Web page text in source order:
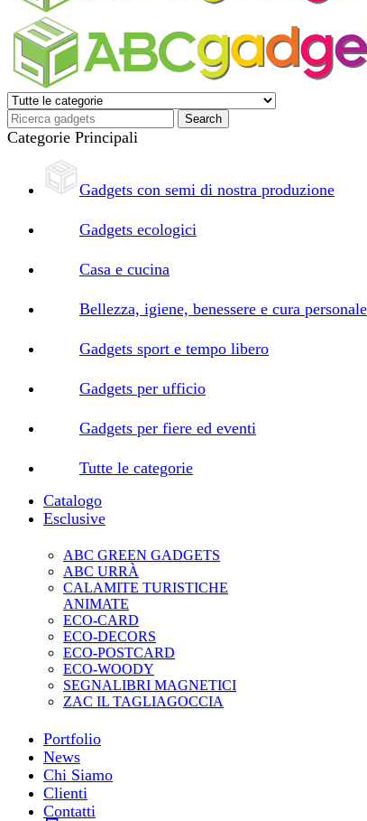
Categorie Principali
Gadgets con semi di nostra produzione
Gadgets ecologici
Casa e cucina
Bellezza, igiene, benessere e cura personale
Gadgets sport e tempo libero
Gadgets per ufficio
Gadgets per fiere ed eventi
Tutte le categorie
Catalogo
Esclusive
ABC GREEN GADGETS
ABC URRÀ
CALAMITE TURISTICHE
ANIMATE
ECO-CARD
ECO-DECORS
ECO-POSTCARD
ECO-WOODY
SEGNALIBRI MAGNETICI
ZAC IL TAGLIAGOCCIA
Portfolio
News
Chi Siamo
Clienti
Contatti